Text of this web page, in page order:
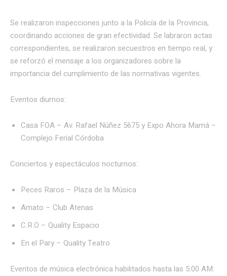
Se realizaron inspecciones junto a la Policía de la Provincia,
coordinando acciones de gran efectividad. Se labraron actas
correspondientes, se realizaron secuestros en tiempo real, y
se reforzó el mensaje a los organizadores sobre la
importancia del cumplimiento de las normativas vigentes.
Eventos diurnos:
Casa FOA – Av. Rafael Núñez 5675 y Expo Ahora Mamá –
Complejo Ferial Córdoba
Conciertos y espectáculos nocturnos:
Peces Raros – Plaza de la Música
Amato – Club Atenas
C.R.O – Quality Espacio
En el Pary – Quality Teatro
Eventos de música electrónica habilitados hasta las 5:00 AM: